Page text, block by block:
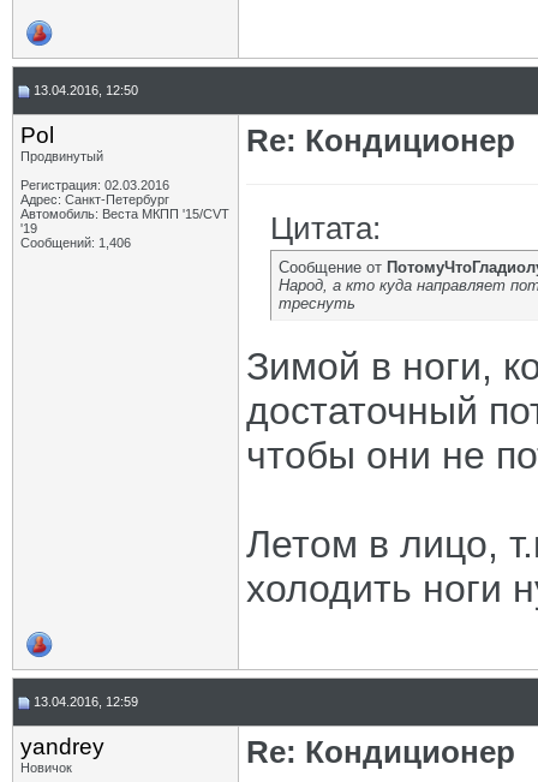
13.04.2016, 12:50
Pol
Продвинутый
Регистрация: 02.03.2016
Адрес: Санкт-Петербург
Автомобиль: Веста МКПП '15/CVT
'19
Сообщений: 1,406
Re: Кондиционер
Цитата:
Сообщение от
Народ, а кто куда направляет
треснуть
Зимой в ноги,
достаточный
чтобы они не
Летом в лицо,
холодить ноги
13.04.2016, 12:59
yandrey
Новичок
Re: Кондиционер